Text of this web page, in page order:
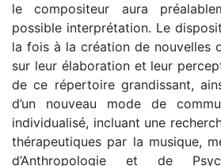
le compositeur aura
possible interprétation. Le
la fois à la création de nouvelles
sur leur élaboration et leur
de ce répertoire grandissant,
d’un nouveau mode de
individualisé, incluant une
thérapeutiques par la musique,
d’Anthropologie et de